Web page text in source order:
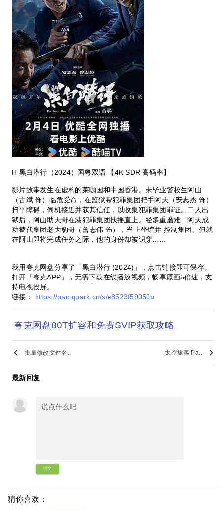
H 黑白潜行（2024）国粤双语 【4K SDR 高码率】
影片故事发生在虚构的莱咖国和中国香港。未毕业警校生阿山
（古斌 饰）临危受命，在监狱帮犯罪集团把手阿天（安志杰 饰）
扫平障碍，伺机接近并获其信任，以收集犯罪集团罪证。二人出
狱后，阿山助天哥在港犯罪集团扶摇直上。经多重磨难，阿天成
功替代集团老大豹哥（曾志伟 饰），当上坐馆并 控制集团。但就
在阿山即将完成任务之际，他的身份却被识穿……
我用夸克网盘分享了「黑白潜行 (2024)」，点击链接即可保存。
打开「夸克APP」，无需下载在线播放视频，畅享原画5倍速，支
持电视投屏。
链接： https://pan.quark.cn/s/e8523f59050b
夸克网盘80T扩容和免费SVIP获取攻略
keyboard_arrow_left 批量修改文件名.. 太空旅客 Pa.. keyboard_arrow_right
最新回复
提交
猜你喜欢：